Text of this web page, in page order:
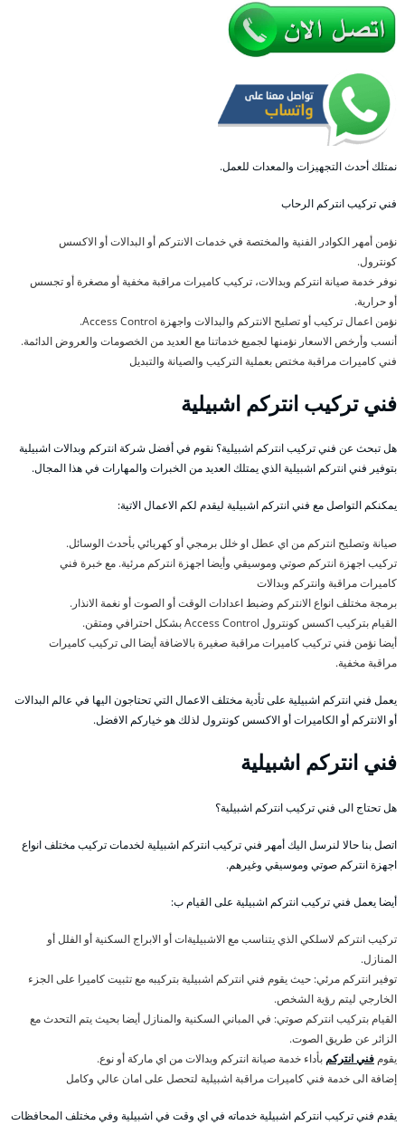
نمتلك أحدث التجهيزات والمعدات للعمل.
فني تركيب انتركم الرحاب
نؤمن أمهر الكوادر الفنية والمختصة في خدمات الانتركم أو البدالات أو الاكسس
كونترول.
نوفر خدمة صيانة انتركم وبدالات، تركيب كاميرات مراقبة مخفية أو مصغرة أو تجسس
أو حرارية.
نؤمن اعمال تركيب أو تصليح الانتركم والبدالات واجهزة Access Control.
أنسب وأرخص الاسعار نؤمنها لجميع خدماتنا مع العديد من الخصومات والعروض الدائمة.
فني كاميرات مراقبة مختص بعملية التركيب والصيانة والتبديل
فني تركيب انتركم اشبيلية
هل تبحث عن فني تركيب انتركم اشبيلية؟ نقوم في أفضل شركة انتركم وبدالات اشبيلية
بتوفير فني انتركم اشبيلية الذي يمتلك العديد من الخبرات والمهارات في هذا المجال.
يمكنكم التواصل مع فني انتركم اشبيلية ليقدم لكم الاعمال الاتية:
صيانة وتصليح انتركم من اي عطل او خلل برمجي أو كهربائي بأحدث الوسائل.
تركيب اجهزة انتركم صوتي وموسيقي وأيضا اجهزة انتركم مرئية. مع خبرة فني
كاميرات مراقبة وانتركم وبدالات
برمجة مختلف انواع الانتركم وضبط اعدادات الوقت أو الصوت أو نغمة الانذار.
القيام بتركيب اكسس كونترول Access Control بشكل احترافي ومتقن.
أيضا نؤمن فني تركيب كاميرات مراقبة صغيرة بالاضافة أيضا الى تركيب كاميرات
مراقبة مخفية.
يعمل فني انتركم اشبيلية على تأدية مختلف الاعمال التي تحتاجون اليها في عالم البدالات
أو الانتركم أو الكاميرات أو الاكسس كونترول لذلك هو خياركم الافضل.
فني انتركم اشبيلية
هل تحتاج الى فني تركيب انتركم اشبيلية؟
اتصل بنا حالا لنرسل اليك أمهر فني تركيب انتركم اشبيلية لخدمات تركيب مختلف انواع
اجهزة انتركم صوتي وموسيقي وغيرهم.
أيضا يعمل فني تركيب انتركم اشبيلية على القيام ب:
تركيب انتركم لاسلكي الذي يتناسب مع الاشبيليةات أو الابراج السكنية أو الفلل أو
المنازل.
توفير انتركم مرئي: حيث يقوم فني انتركم اشبيلية بتركيبه مع تثبيت كاميرا على الجزء
الخارجي ليتم رؤية الشخص.
القيام بتركيب انتركم صوتي: في المباني السكنية والمنازل أيضا بحيث يتم التحدث مع
الزائر عن طريق الصوت.
يقوم فني انتركم بأداء خدمة صيانة انتركم وبدالات من اي ماركة أو نوع.
إضافة الى خدمة فني كاميرات مراقبة اشبيلية لتحصل على امان عالي وكامل
يقدم فني تركيب انتركم اشبيلية خدماته في اي وقت في اشبيلية وفي مختلف المحافظات